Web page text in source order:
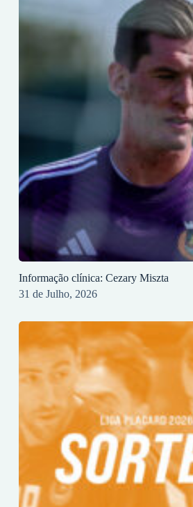
Informação clínica: Cezary Miszta
31 de Julho, 2026